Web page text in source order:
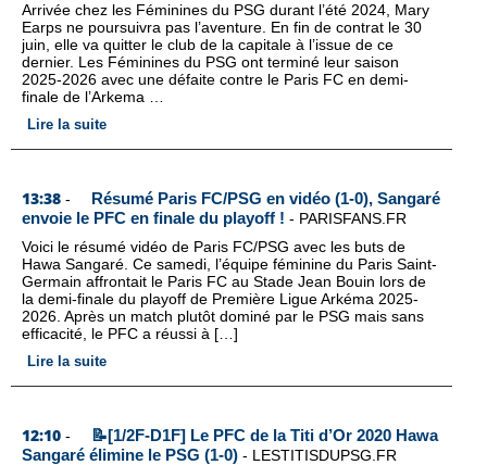
Arrivée chez les Féminines du PSG durant l’été 2024, Mary
Earps ne poursuivra pas l’aventure. En fin de contrat le 30
juin, elle va quitter le club de la capitale à l’issue de ce
dernier. Les Féminines du PSG ont terminé leur saison
2025-2026 avec une défaite contre le Paris FC en demi-
finale de l’Arkema …
Lire la suite
13:38 -
Résumé Paris FC/PSG en vidéo (1-0), Sangaré
envoie le PFC en finale du playoff ! - PARISFANS.FR
Voici le résumé vidéo de Paris FC/PSG avec les buts de
Hawa Sangaré. Ce samedi, l’équipe féminine du Paris Saint-
Germain affrontait le Paris FC au Stade Jean Bouin lors de
la demi-finale du playoff de Première Ligue Arkéma 2025-
2026. Après un match plutôt dominé par le PSG mais sans
efficacité, le PFC a réussi à […]
Lire la suite
12:10 -
📝[1/2F-D1F] Le PFC de la Titi d’Or 2020 Hawa
Sangaré élimine le PSG (1-0) - LESTITISDUPSG.FR